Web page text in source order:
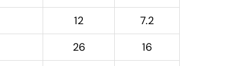
12
7.2
26
16